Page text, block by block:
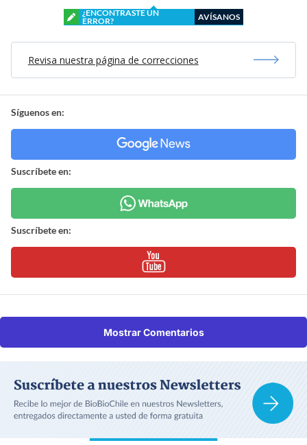
¿ENCONTRASTE UN
ERROR?
AVÍSANOS
Revisa nuestra página de correcciones
Síguenos en:
Suscríbete en:
Suscríbete en:
Mostrar Comentarios